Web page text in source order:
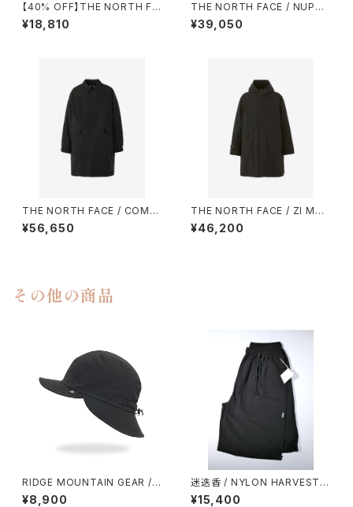
【40% OFF】THE NORTH FA
CE / NUPTSE VEST（ND923
38）
¥18,810
THE NORTH FACE / NUPTS
E JACKET（ND92335）
¥39,050
THE NORTH FACE / COMPI
LATION OVER COAT（NP62
361）
¥56,650
THE NORTH FACE / ZI MAG
NE BOLD HOODED COAT
（NP62260）
¥46,200
その他の商品
RIDGE MOUNTAIN GEAR / S
HADE CAP
¥8,900
迷迭香 / NYLON HARVEST L
OOSE SHORTS（2026）
¥15,400